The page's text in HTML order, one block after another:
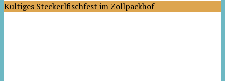
Kultiges Steckerlfischfest im Zollpackhof